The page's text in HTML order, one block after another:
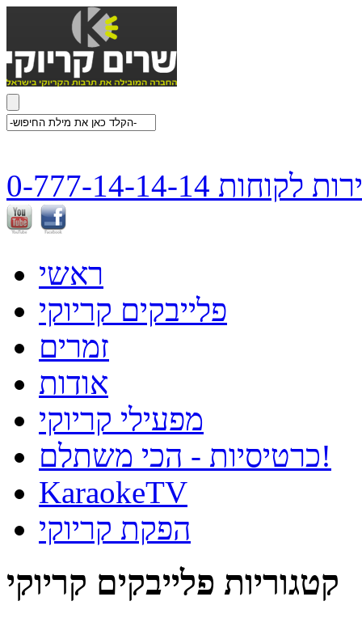
לקוחות 0-777-14-14-14
ראשי
פלייבקים קריוקי
זמרים
אודות
מפעילי קריוקי
כרטיסיות - הכי משתלם!
KaraokeTV
הפקת קריוקי
קטגוריות פלייבקים קריוקי